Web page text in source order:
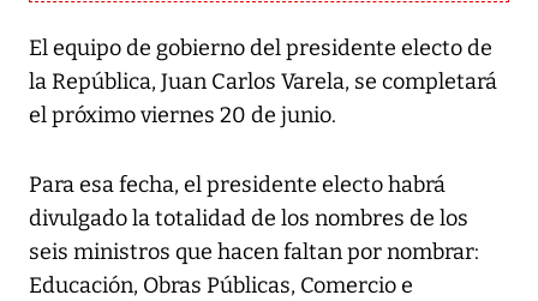
El equipo de gobierno del presidente electo de
la República, Juan Carlos Varela, se completará
el próximo viernes 20 de junio.
Para esa fecha, el presidente electo habrá
divulgado la totalidad de los nombres de los
seis ministros que hacen faltan por nombrar:
Educación, Obras Públicas, Comercio e